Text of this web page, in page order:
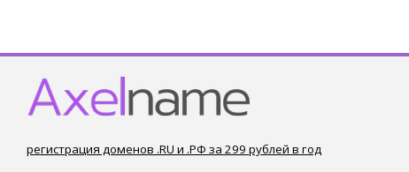
регистрация доменов .RU и .РФ за 299 рублей в год